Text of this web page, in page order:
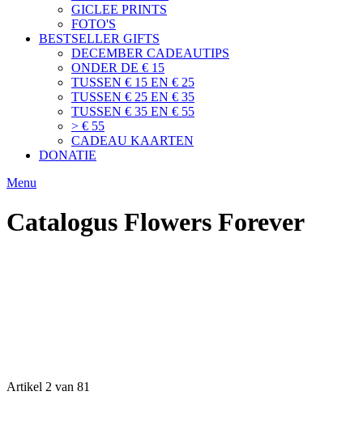
GICLEE PRINTS
FOTO'S
BESTSELLER GIFTS
DECEMBER CADEAUTIPS
ONDER DE € 15
TUSSEN € 15 EN € 25
TUSSEN € 25 EN € 35
TUSSEN € 35 EN € 55
> € 55
CADEAU KAARTEN
DONATIE
Menu
Catalogus Flowers Forever
Artikel 2 van 81